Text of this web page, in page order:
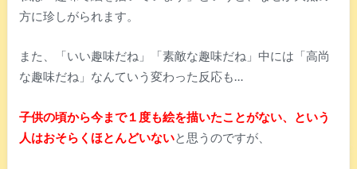
方に珍しがられます。
また、「いい趣味だね」「素敵な趣味だね」中には「高尚
な趣味だね」なんていう変わった反応も…
子供の頃から今まで１度も絵を描いたことがない、という
人はおそらくほとんどいないと思うのですが、